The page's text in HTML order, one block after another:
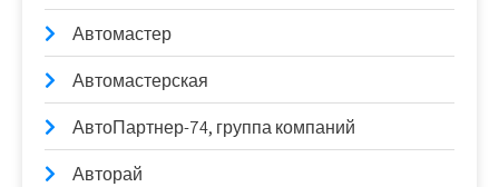
Автомастер
Автомастерская
АвтоПартнер-74, группа компаний
Авторай